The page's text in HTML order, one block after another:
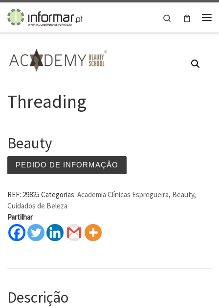
Skip to content
Search
Threading
Beauty
PEDIDO DE INFORMAÇÃO
REF: 29825 Categorias: Academia Clínicas Espregueira, Beauty,
Cuidados de Beleza
Partilhar
Descrição